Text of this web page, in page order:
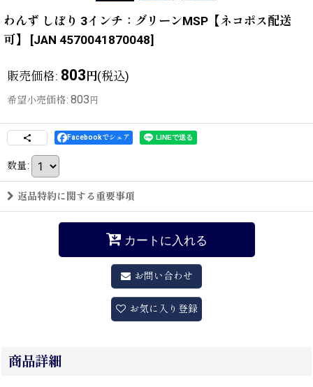
わんず しぼり 3インチ：グリーンMSP【ネコポス配送
可】
[JAN 4570041870048]
販売価格: 803円(税込)
希望小売価格: 803 円
Facebookでシェア
数量:
返品特約に関する重要事項
カートに入れる
お問い合わせ
お気に入り登録
商品詳細